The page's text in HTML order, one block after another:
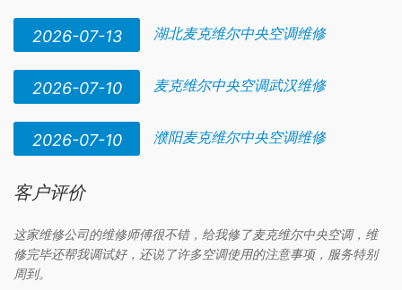
2026-07-13 湖北麦克维尔中央空调维修
2026-07-10 麦克维尔中央空调武汉维修
2026-07-10 濮阳麦克维尔中央空调维修
客户评价
这家维修公司的维修师傅很不错，给我修了麦克维尔中央空调，维
修完毕还帮我调试好，还说了许多空调使用的注意事项，服务特别
周到。